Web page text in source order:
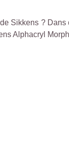
Sikkens ?
Alphacryl